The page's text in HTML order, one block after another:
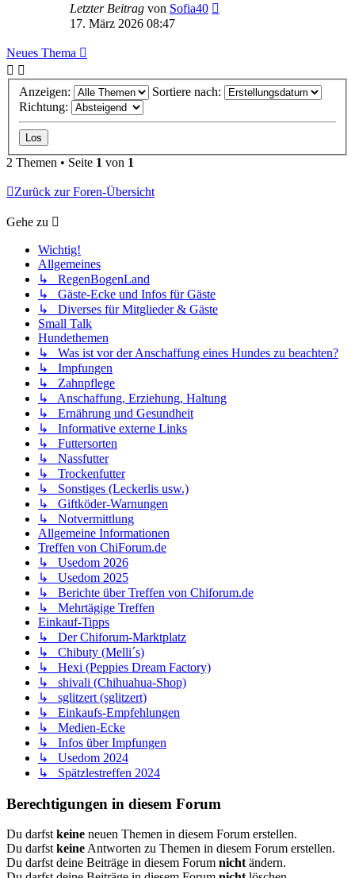
Letzter Beitrag von Sofia40
17. März 2026 08:47
Neues Thema
Anzeigen:
Sortiere nach:
Richtung:
2 Themen • Seite 1 von 1
Zurück zur Foren-Übersicht
Gehe zu
Wichtig!
Allgemeines
↳ RegenBogenLand
↳ Gäste-Ecke und Infos für Gäste
↳ Diverses für Mitglieder & Gäste
Small Talk
Hundethemen
↳ Was ist vor der Anschaffung eines Hundes zu beachten?
↳ Impfungen
↳ Zahnpflege
↳ Anschaffung, Erziehung, Haltung
↳ Ernährung und Gesundheit
↳ Informative externe Links
↳ Futtersorten
↳ Nassfutter
↳ Trockenfutter
↳ Sonstiges (Leckerlis usw.)
↳ Giftköder-Warnungen
↳ Notvermittlung
Allgemeine Informationen
Treffen von ChiForum.de
↳ Usedom 2026
↳ Usedom 2025
↳ Berichte über Treffen von Chiforum.de
↳ Mehrtägige Treffen
Einkauf-Tipps
↳ Der Chiforum-Marktplatz
↳ Chibuty (Melli´s)
↳ Hexi (Peppies Dream Factory)
↳ shivali (Chihuahua-Shop)
↳ sglitzert (sglitzert)
↳ Einkaufs-Empfehlungen
↳ Medien-Ecke
↳ Infos über Impfungen
↳ Usedom 2024
↳ Spätzlestreffen 2024
Berechtigungen in diesem Forum
Du darfst keine neuen Themen in diesem Forum erstellen.
Du darfst keine Antworten zu Themen in diesem Forum erstellen.
Du darfst deine Beiträge in diesem Forum nicht ändern.